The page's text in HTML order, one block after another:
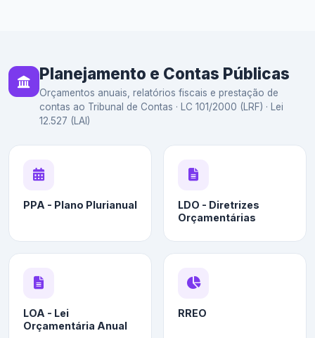
Planejamento e Contas Públicas
Orçamentos anuais, relatórios fiscais e prestação de
contas ao Tribunal de Contas · LC 101/2000 (LRF) · Lei
12.527 (LAI)
PPA - Plano Plurianual
LDO - Diretrizes
Orçamentárias
LOA - Lei
Orçamentária Anual
RREO